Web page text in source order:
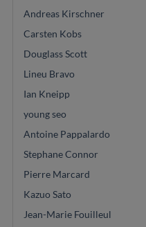
Andreas Kirschner
Carsten Kobs
Douglass Scott
Lineu Bravo
Ian Kneipp
young seo
Antoine Pappalardo
Stephane Connor
Pierre Marcard
Kazuo Sato
Jean-Marie Fouilleul